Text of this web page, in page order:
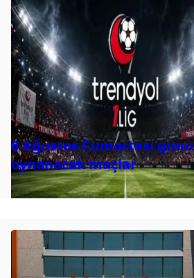
8 Ağustos Cumartesi günü
oynanacak maçlar